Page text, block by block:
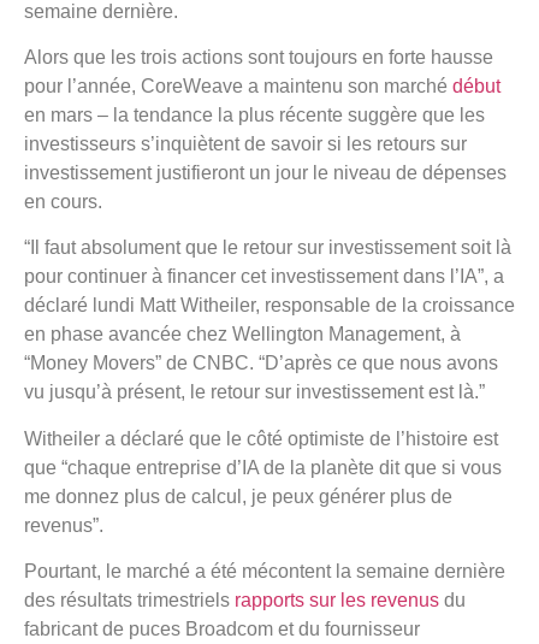
semaine dernière.
Alors que les trois actions sont toujours en forte hausse
pour l’année, CoreWeave a maintenu son marché début
en mars – la tendance la plus récente suggère que les
investisseurs s’inquiètent de savoir si les retours sur
investissement justifieront un jour le niveau de dépenses
en cours.
“Il faut absolument que le retour sur investissement soit là
pour continuer à financer cet investissement dans l’IA”, a
déclaré lundi Matt Witheiler, responsable de la croissance
en phase avancée chez Wellington Management, à
“Money Movers” de CNBC. “D’après ce que nous avons
vu jusqu’à présent, le retour sur investissement est là.”
Witheiler a déclaré que le côté optimiste de l’histoire est
que “chaque entreprise d’IA de la planète dit que si vous
me donnez plus de calcul, je peux générer plus de
revenus”.
Pourtant, le marché a été mécontent la semaine dernière
des résultats trimestriels rapports sur les revenus du
fabricant de puces Broadcom et du fournisseur